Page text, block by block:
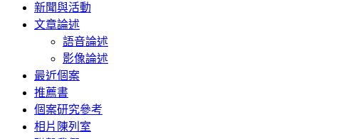
新聞與活動
文章論述
語音論述
影像論述
最近個案
推薦書
個案研究參考
相片陳列室